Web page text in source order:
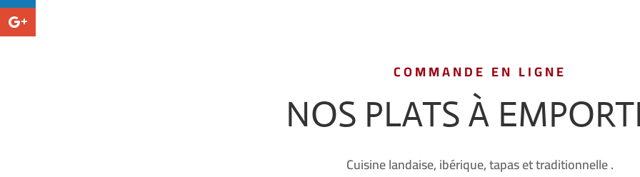
COMMANDE EN LIGNE
NOS PLATS À
Cuisine landaise, ibérique, tapas et traditionnelle .